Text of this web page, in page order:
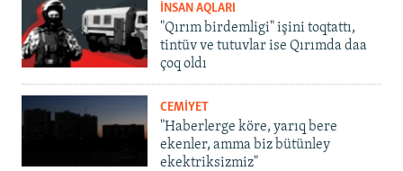
İNSAN AQLARI
"Qırım birdemligi" işini toqtattı,
tintüv ve tutuvlar ise Qırımda daa
çoq oldı
CEMİYET
"Haberlerge köre, yarıq bere
ekenler, amma biz bütünley
ekektriksizmiz"